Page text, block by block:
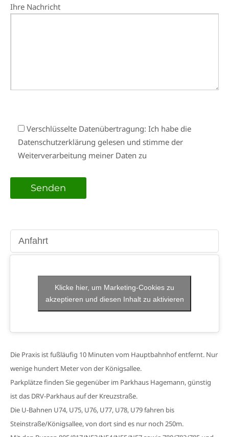
Ihre Nachricht
Verschlüsselte Datenübertragung: Ich habe die
Datenschutzerklärung gelesen und stimme der
Weiterverarbeitung meiner Daten zu
Anfahrt
Klicke hier, um Marketing-Cookies zu
akzeptieren und diesen Inhalt zu aktivieren
Die Praxis ist fußläufig 10 Minuten vom Hauptbahnhof entfernt. Nur
wenige hundert Meter von der Königsallee.
Parkplätze finden Sie gegenüber im Parkhaus Hagemann, günstig
ist das DRV-Parkhaus auf der Kreuzstraße.
Die U-Bahnen U74, U75, U76, U77, U78, U79 fahren bis
Steinstraße/Königsallee, von dort sind es nur noch 250m.